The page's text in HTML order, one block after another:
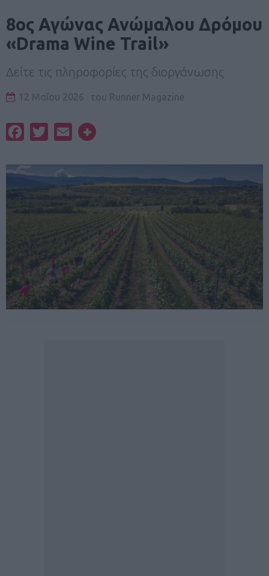
8ος Αγώνας Ανώμαλου Δρόμου
«Drama Wine Trail»
Δείτε τις πληροφορίες της διοργάνωσης
12 Μαΐου 2026 του Runner Magazine
FacebookTwitterEmail